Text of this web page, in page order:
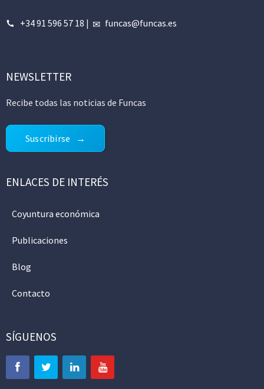
+34 91 596 57 18 | funcas@funcas.es
NEWSLETTER
Recibe todas las noticias de Funcas
Suscribirse
ENLACES DE INTERÉS
Coyuntura económica
Publicaciones
Blog
Contacto
SÍGUENOS